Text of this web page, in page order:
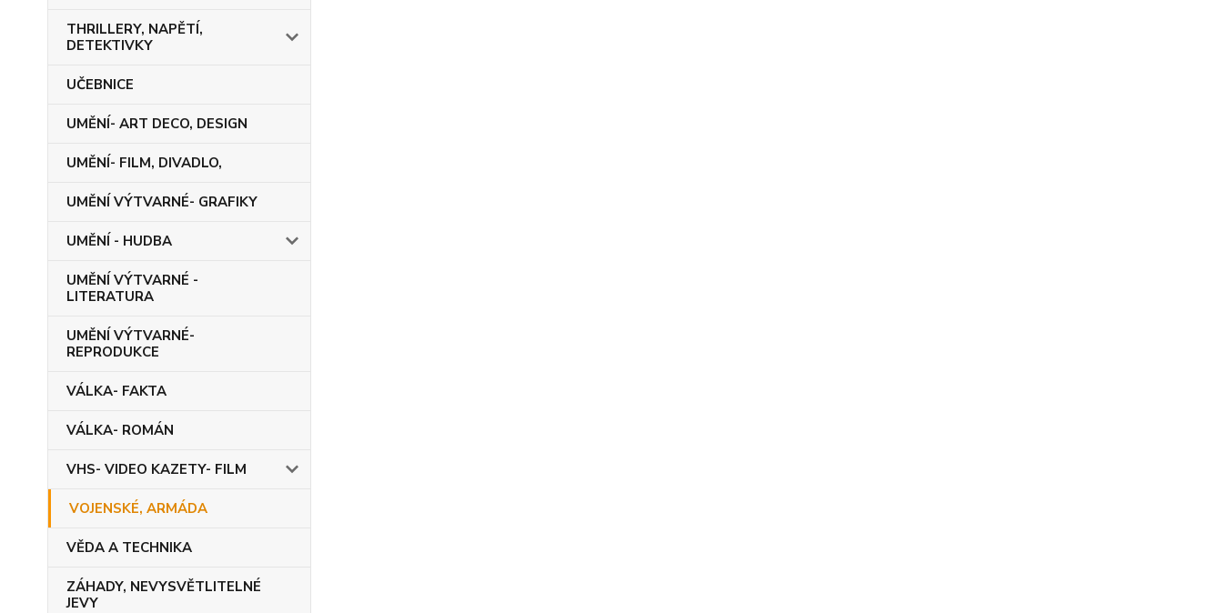
THRILLERY, NAPĚTÍ,
DETEKTIVKY
UČEBNICE
UMĚNÍ- ART DECO, DESIGN
UMĚNÍ- FILM, DIVADLO,
UMĚNÍ VÝTVARNÉ- GRAFIKY
UMĚNÍ - HUDBA
UMĚNÍ VÝTVARNÉ -
LITERATURA
UMĚNÍ VÝTVARNÉ-
REPRODUKCE
VÁLKA- FAKTA
VÁLKA- ROMÁN
VHS- VIDEO KAZETY- FILM
VOJENSKÉ, ARMÁDA
VĚDA A TECHNIKA
ZÁHADY, NEVYSVĚTLITELNÉ
JEVY